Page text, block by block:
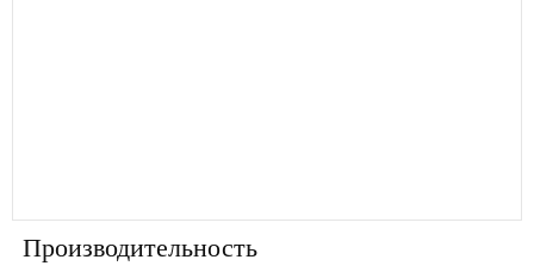
Производительность